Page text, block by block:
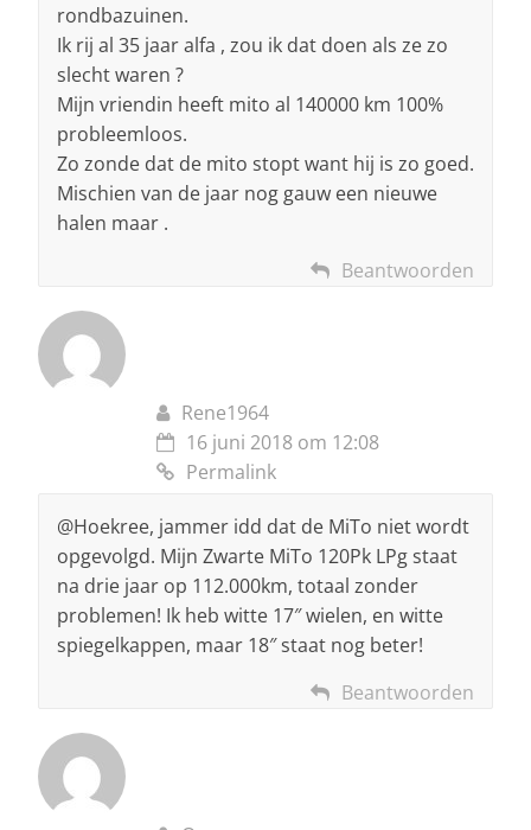
rondbazuinen.
Ik rij al 35 jaar alfa , zou ik dat doen als ze zo
slecht waren ?
Mijn vriendin heeft mito al 140000 km 100%
probleemloos.
Zo zonde dat de mito stopt want hij is zo goed.
Mischien van de jaar nog gauw een nieuwe
halen maar .
Beantwoorden
Rene1964
16 juni 2018 om 12:08
Permalink
@Hoekree, jammer idd dat de MiTo niet wordt
opgevolgd. Mijn Zwarte MiTo 120Pk LPg staat
na drie jaar op 112.000km, totaal zonder
problemen! Ik heb witte 17″ wielen, en witte
spiegelkappen, maar 18″ staat nog beter!
Beantwoorden